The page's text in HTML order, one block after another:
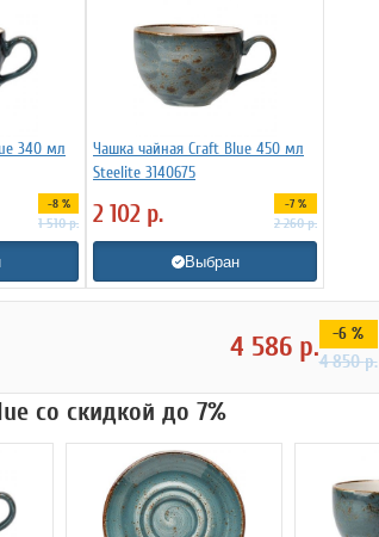
340 мл
-8 %
1 510р.
Чашка чайная Craft Blue 450 мл
Steelite 3140675
2 102 р. -7 %
2 260р.
Выбран
4 586 р. -6 %
4 850р.
со скидкой до 7%